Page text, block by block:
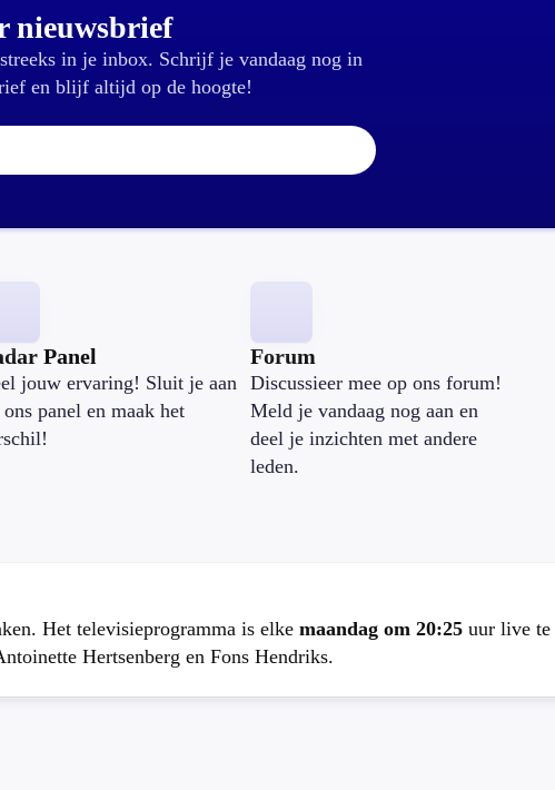
nieuwsbrief
in je inbox. Schrijf je vandaag nog in
en blijf altijd op de hoogte!
E-mailadres:
Panel
jouw ervaring! Sluit je aan
panel en maak het
Forum
Discussieer mee op ons forum!
Meld je vandaag nog aan en
deel je inzichten met andere
leden.
Het televisieprogramma is elke maandag om 20:25 uur live te
Hertsenberg en Fons Hendriks.